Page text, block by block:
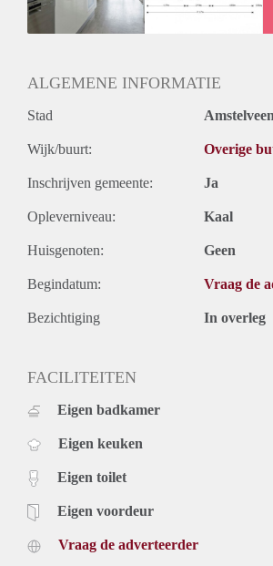
ALGEMENE INFORMATIE
Stad Amstelveen
Wijk/buurt: Overige
Inschrijven gemeente: Ja
Opleverniveau: Kaal
Huisgenoten: Geen
Begindatum: Vraag de
Bezichtiging In overleg
FACILITEITEN
Eigen badkamer
Eigen keuken
Eigen toilet
Eigen voordeur
Vraag de adverteerder